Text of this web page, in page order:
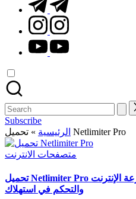
instagram.com
youtube.com
Search
for:
Subscribe
الرئيسية » تحميل Netlimiter Pro
Posted
متصفحات الانترنت
تحميل Netlimiter Pro هو برنامج كامل لتقسيم سرعة الإنترنت
والتحكم في استهلاك